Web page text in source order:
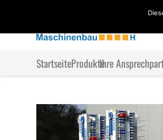
StartseiteProdukteIhre